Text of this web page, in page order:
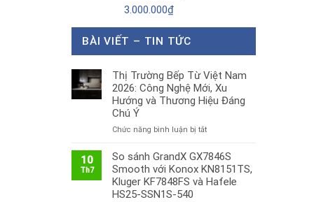
3.000.000₫
BÀI VIẾT – TIN TỨC
Thị Trường Bếp Từ Việt Nam
2026: Công Nghệ Mới, Xu
Hướng và Thương Hiệu Đáng
Chú Ý
Chức năng bình luận bị tắtở
Trường
Bếp
Từ
10
Th7
So sánh GrandX GX7846S
Smooth với Konox KN8151TS,
Kluger KF7848FS và Hafele
HS25-SSN1S-540